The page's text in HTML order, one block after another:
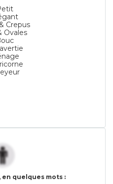
Crepus
Ovales
en quelques mots :